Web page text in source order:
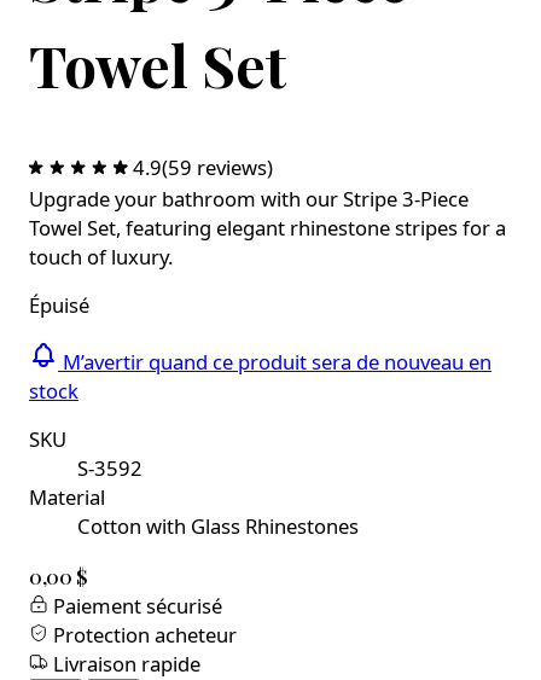
Towel Set
4.9(59 reviews)
Upgrade your bathroom with our Stripe 3-Piece
Towel Set, featuring elegant rhinestone stripes for a
touch of luxury.
Épuisé
M’avertir quand ce produit sera de nouveau en
stock
SKU
S-3592
Material
Cotton with Glass Rhinestones
0,00 $
Paiement sécurisé
Protection acheteur
Livraison rapide